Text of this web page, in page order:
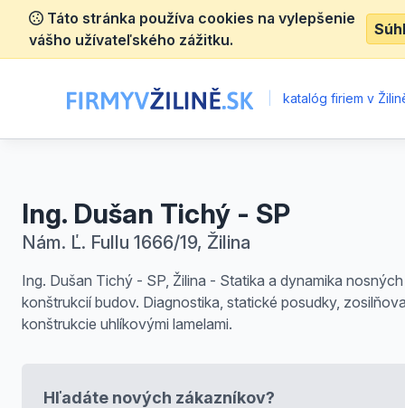
Táto stránka používa cookies na vylepšenie
vášho užívateľského zážitku.
katalóg firiem v
Ing. Dušan Tichý - SP
Nám. Ľ. Fullu 1666/19, Žilina
Ing. Dušan Tichý - SP, Žilina - Statika a dynamika nosných
konštrukcií budov. Diagnostika, statické posudky,
konštrukcie uhlíkovými lamelami.
Hľadáte nových zákazníkov?